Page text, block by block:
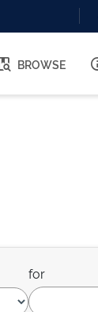
BROWSE
for